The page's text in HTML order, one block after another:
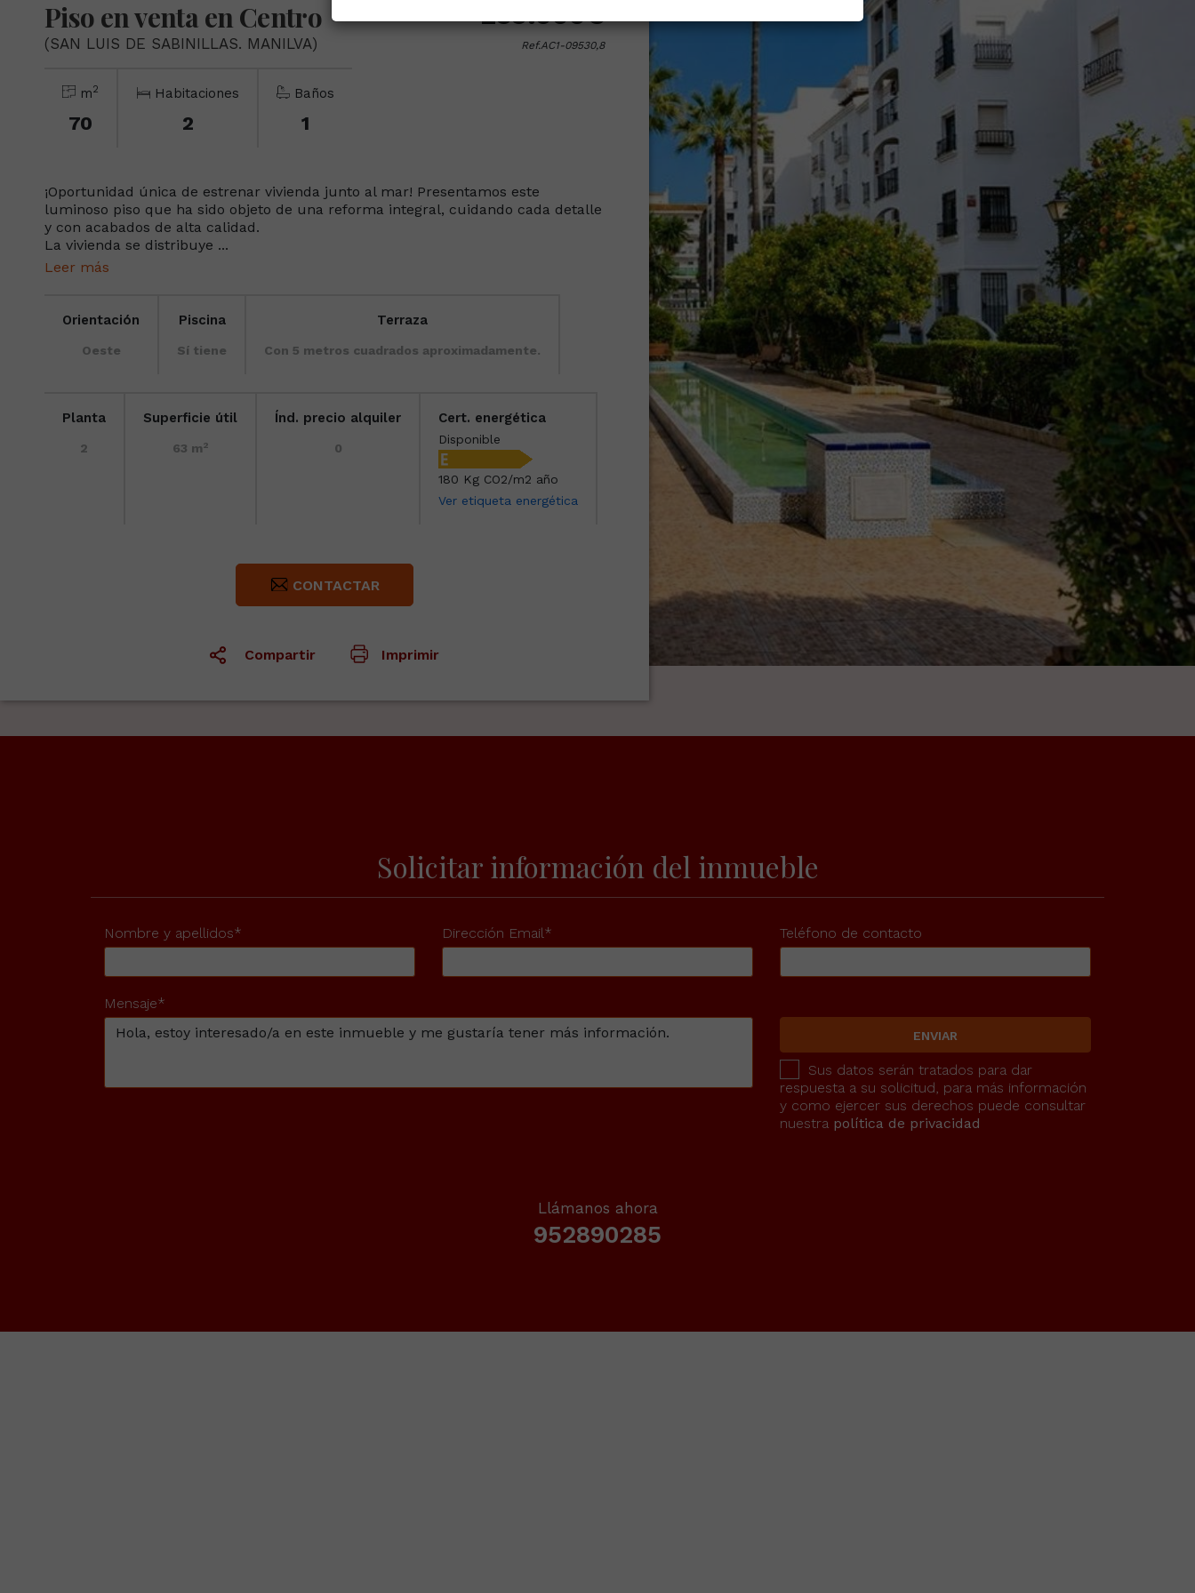
Piso en venta en Centro
(SAN LUIS DE SABINILLAS. MANILVA)
239.000€
Ref.AC1-09530,8
m2
70
Habitaciones
2
Baños
1
¡Oportunidad única de estrenar vivienda junto al mar! Presentamos este
luminoso piso que ha sido objeto de una reforma integral, cuidando cada detalle
y con acabados de alta calidad.
La vivienda se distribuye ...
Leer más
Orientación
Oeste
Piscina
Sí tiene
Terraza
Con 5 metros cuadrados aproximadamente.
Planta
2
Superficie útil
63 m2
Índ. precio alquiler
0
Cert. energética
Disponible
180 Kg CO2/m2 año
Ver etiqueta energética
CONTACTAR
Compartir Imprimir
Solicitar información del inmueble
Nombre y apellidos* Dirección Email* Teléfono de contacto
Mensaje*
ENVIAR
Sus datos serán tratados para dar
respuesta a su solicitud, para más información
y como ejercer sus derechos puede consultar
nuestra política de privacidad
Llámanos ahora
952890285